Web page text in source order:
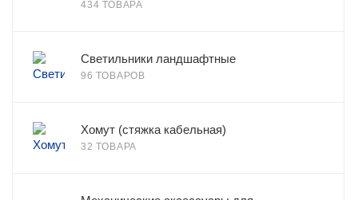
434 ТОВАРА
Светильники ландшафтные
96 ТОВАРОВ
Хомут (стяжка кабельная)
32 ТОВАРА